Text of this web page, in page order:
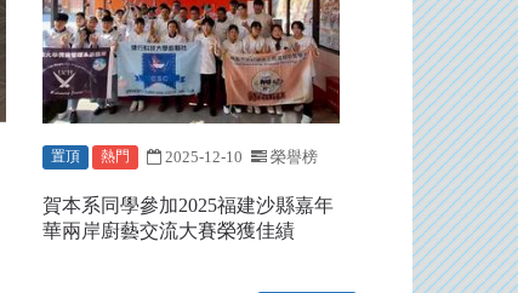
置頂 熱門 2025-12-10 榮譽榜
賀本系同學參加2025福建沙縣嘉年
華兩岸廚藝交流大賽榮獲佳績